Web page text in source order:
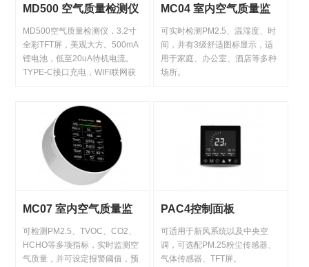
MD500 空气质量检测仪
MD500空气质量检测仪，3.2寸
全彩TFT屏，美观大方。500mA
锂电池，低至20uA待机电流。
TYPE-C接口充电，WIFI联网获
时警报并显示不同颜色提示。智
能休眠唤醒，操作简便。
MC04 室内空气质量监
测仪
可实时检测PM2.5、温湿度、时
间，并有3级舒适图标显示，适
用于家庭、办公室、酒店等多种
场所。
MC07 室内空气质量监
测仪
可检测PM2.5、TVOC、CO2、
HCHO等多项指标，实时监测空
气质量，并可设定报警阈值，预
PAC4控制面板
可适用于新风系统以及中央空
调，可选配PM.25粉尘传感器、
气体传感器、TFT屏。